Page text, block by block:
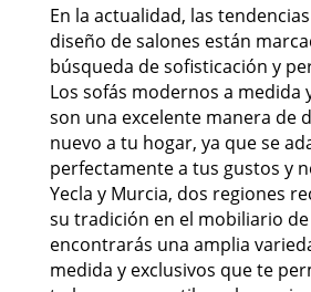
En la actualidad, las
diseño de salones están
búsqueda de sofisticación y
Los sofás modernos a medida
son una excelente manera de
nuevo a tu hogar, ya que se
perfectamente a tus gustos y
Yecla y Murcia, dos regiones
su tradición en el mobiliario
encontrarás una amplia
medida y exclusivos que te